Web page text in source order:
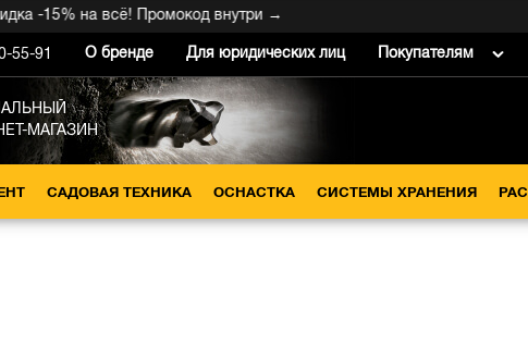
-15% на всё! Промокод внутри →
55-91 О бренде Для юридических лиц Покупателям
МАГАЗИН
САДОВАЯ ТЕХНИКА ОСНАСТКА СИСТЕМЫ ХРАНЕНИЯ